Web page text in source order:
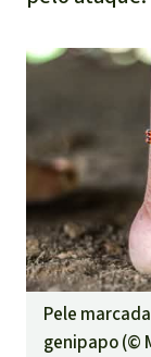
Pele
genipapo (©